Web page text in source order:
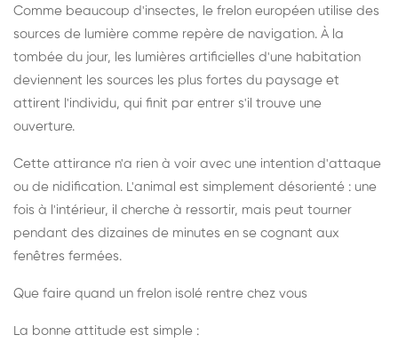
Comme beaucoup d'insectes, le frelon européen utilise des
sources de lumière comme repère de navigation. À la
tombée du jour, les lumières artificielles d'une habitation
deviennent les sources les plus fortes du paysage et
attirent l'individu, qui finit par entrer s'il trouve une
ouverture.
Cette attirance n'a rien à voir avec une intention d'attaque
ou de nidification. L'animal est simplement désorienté : une
fois à l'intérieur, il cherche à ressortir, mais peut tourner
pendant des dizaines de minutes en se cognant aux
fenêtres fermées.
Que faire quand un frelon isolé rentre chez vous
La bonne attitude est simple :